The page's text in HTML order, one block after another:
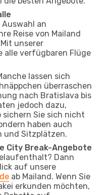
Auswahl an
Reise von Mailand
unserer
alle verfügbaren Flüge
lassen sich
überraschen
nach Bratislava bis
jedoch dazu,
Sie sich nicht
haben auch
und Sitzplätzen.
City Break-Angebote
Dann
auf unsere
ab Mailand. Wenn Sie
erkunden möchten,